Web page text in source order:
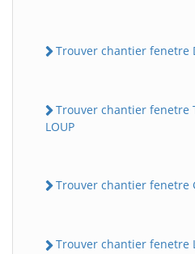
Trouver chantier fenetre
Trouver chantier fenetre
LOUP
Trouver chantier fenetre
Trouver chantier fenetre